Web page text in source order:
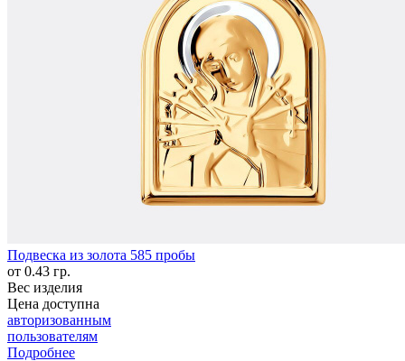
Подвеска из золота 585 пробы
от 0.43 гр.
Вес изделия
Цена доступна
авторизованным
пользователям
Подробнее